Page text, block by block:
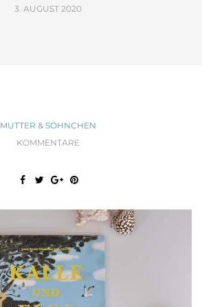
3. AUGUST 2020
MUTTER & SÖHNCHEN
KOMMENTARE